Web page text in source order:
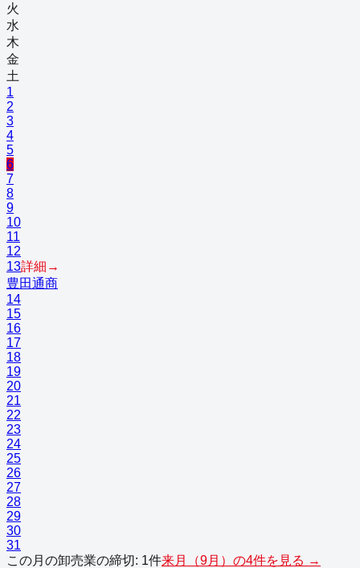
火
水
木
金
土
1
2
3
4
5
6
7
8
9
10
11
12
13詳細→
豊田通商
14
15
16
17
18
19
20
21
22
23
24
25
26
27
28
29
30
31
この月の卸売業の締切: 1件来月（9月）の4件を見る →